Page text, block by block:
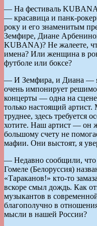
— На фестиваль
— красавица и панк-
року и его знаменитым
Земфире, Диане
KUBANA)? Не жалеете,
имена? Или женщина в
футболе или боксе?
— И Земфира, и Диана —
очень импонирует
концерты — одна на
только настоящий
труднее, здесь требуется
хотите. Наш артист — он
большому счету не
мафии. Они выстоят, я
— Недавно сообщили,
Гомеле (Белоруссия)
«Тараканов!» кто-то
вскоре смыл дождь. Как
музыкантов в
благополучно в
мысли в нашей России?